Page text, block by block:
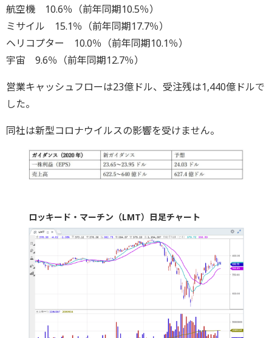
航空機 10.6％（前年同期10.5％）
ミサイル 15.1％（前年同期17.7％）
ヘリコプター 10.0％（前年同期10.1％）
宇宙 9.6％（前年同期12.7％）
営業キャッシュフローは23億ドル、受注残は1,440億ドルで
した。
同社は新型コロナウイルスの影響を受けません。
ロッキード・マーチン（LMT）日足チャート